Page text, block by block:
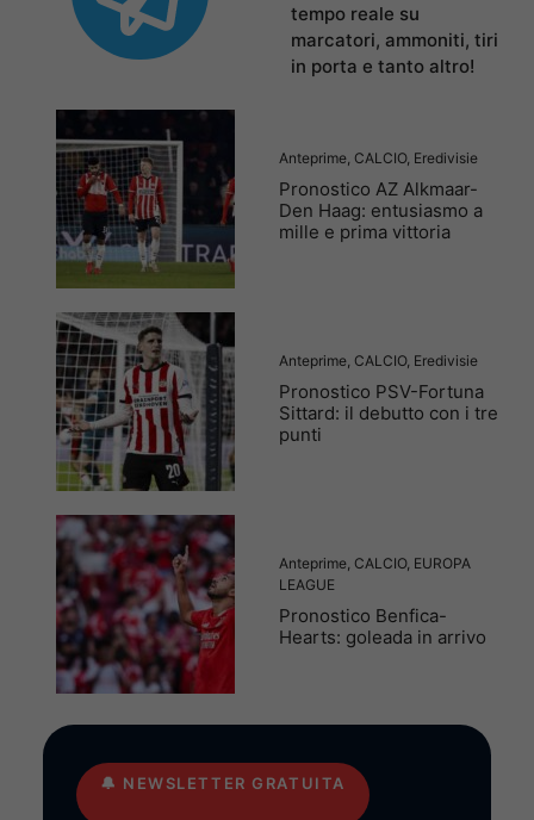
tempo reale su
marcatori, ammoniti, tiri
in porta e tanto altro!
Anteprime, CALCIO, Eredivisie
Pronostico AZ Alkmaar-
Den Haag: entusiasmo a
mille e prima vittoria
Anteprime, CALCIO, Eredivisie
Pronostico PSV-Fortuna
Sittard: il debutto con i tre
punti
Anteprime, CALCIO, EUROPA
LEAGUE
Pronostico Benfica-
Hearts: goleada in arrivo
🔔 NEWSLETTER GRATUITA